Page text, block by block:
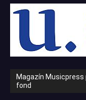
Magazín Musicpress
fond